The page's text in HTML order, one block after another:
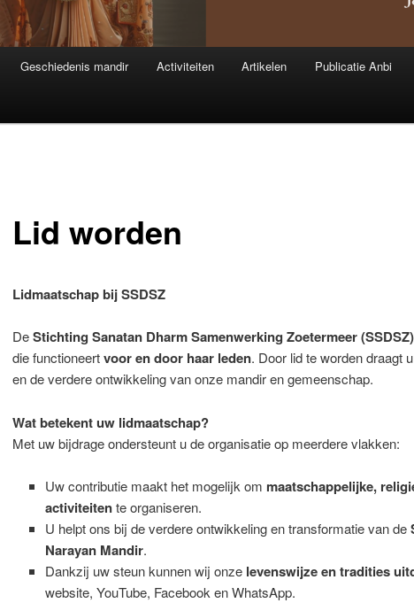
Geschiedenis mandir Activiteiten Artikelen Publicatie Anbi
Lid worden
Lidmaatschap bij SSDSZ
DeStichting Sanatan Dharm Samenwerking Zoetermeer (SSDSZ)
die functioneertvoor en door haar leden. Door lid te worden draagt
en de verdere ontwikkeling van onze mandir en gemeenschap.
Wat betekent uw lidmaatschap?
Met uw bijdrage ondersteunt u de organisatie op meerdere vlakken:
Uw contributie maakt het mogelijk om maatschappelijke,
activiteitente organiseren.
U helpt ons bij de verdere ontwikkeling en transformatie van de
Narayan Mandir.
Dankzij uw steun kunnen wij onze levenswijze en tradities
website, YouTube, Facebook en WhatsApp.